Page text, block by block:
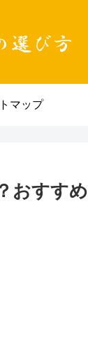
マップ
おすすめ